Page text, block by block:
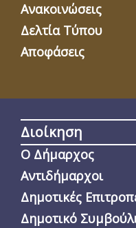
Ανακοινώσεις
Δελτία Τύπου
Αποφάσεις
Διοίκηση
Ο Δήμαρχος
Αντιδήμαρχοι
Δημοτικές
Δημοτικό